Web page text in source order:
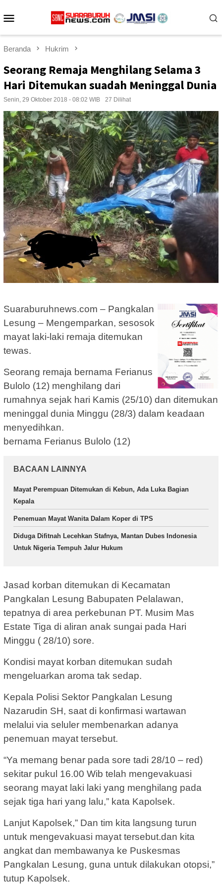
ke
Beranda Hukrim
Seorang Remaja Menghilang Selama 3
Hari Ditemukan suadah Meninggal Dunia
Senin, 29 Oktober 2018 - 08:02 WIB 27 Dilihat
Suaraburuhnews.com – Pangkalan
Lesung – Mengemparkan, sesosok
mayat laki-laki remaja ditemukan
tewas.
Seorang remaja bernama Ferianus
Bulolo (12) menghilang dari
rumahnya sejak hari Kamis (25/10) dan ditemukan
meninggal dunia Minggu (28/3) dalam keadaan
menyedihkan.
bernama Ferianus Bulolo (12)
BACAAN LAINNYA
Mayat Perempuan Ditemukan di Kebun, Ada Luka Bagian
Kepala
Penemuan Mayat Wanita Dalam Koper di TPS
Diduga Difitnah Lecehkan Stafnya, Mantan Dubes Indonesia
Untuk Nigeria Tempuh Jalur Hukum
Jasad korban ditemukan di Kecamatan
Pangkalan Lesung Babupaten Pelalawan,
tepatnya di area perkebunan PT. Musim Mas
Estate Tiga di aliran anak sungai pada Hari
Minggu ( 28/10) sore.
Kondisi mayat korban ditemukan sudah
mengeluarkan aroma tak sedap.
Kepala Polisi Sektor Pangkalan Lesung
Nazarudin SH, saat di konfirmasi wartawan
melalui via seluler membenarkan adanya
penemuan mayat tersebut.
“Ya memang benar pada sore tadi 28/10 – red)
sekitar pukul 16.00 Wib telah mengevakuasi
seorang mayat laki laki yang menghilang pada
sejak tiga hari yang lalu,” kata Kapolsek.
Lanjut Kapolsek,” Dan tim kita langsung turun
untuk mengevakuasi mayat tersebut.dan kita
angkat dan membawanya ke Puskesmas
Pangkalan Lesung, guna untuk dilakukan otopsi,”
tutup Kapolsek.